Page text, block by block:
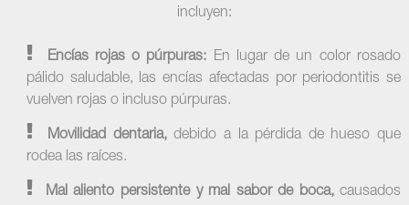
incluyen:
Encías rojas o púrpuras: En lugar de un color rosado
pálido saludable, las encías afectadas por periodontitis se
vuelven rojas o incluso púrpuras.
Movilidad dentaria,debido a la pérdida de hueso que
rodea las raíces.
Mal aliento persistente y mal sabor de boca,causados